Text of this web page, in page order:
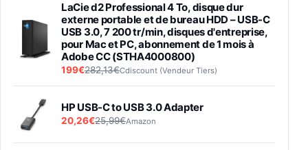
LaCie d2 Professional 4 To, disque dur
externe portable et de bureau HDD – USB-C
USB 3.0, 7 200 tr/min, disques d'entreprise,
pour Mac et PC, abonnement de 1 mois à
Adobe CC (STHA4000800)
199€282,13€Cdiscount (Vendeur Tiers)
HP USB-C to USB 3.0 Adapter
20,26€25,99€Amazon